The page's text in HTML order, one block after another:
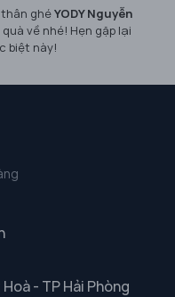
ghéYODY Nguyễn
về nhé! Hẹn gặp lại
biệt này!
- TP Hải Phòng